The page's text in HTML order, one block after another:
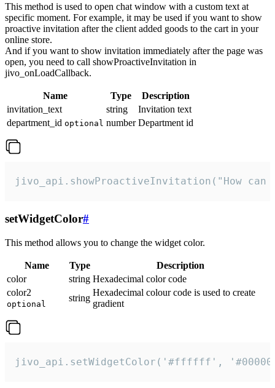
This method is used to open chat window with a custom text at
specific moment. For example, it may be used if you want to show
proactive invitation after the client added goods to the cart in your
online store.
And if you want to show invitation immediately after the page was
open, you need to call showProactiveInvitation in
jivo_onLoadCallback.
Name Type
Description
invitation_text
string
Invitation text
department_id optional number Department id
jivo_api.showProactiveInvitation("How
setWidgetColor#
This method allows you to change the widget color.
Name Type
Description
color
string Hexadecimal color code
color2
optional
string
Hexadecimal colour code is used to create
gradient
jivo_api.setWidgetColor('#ffffff',